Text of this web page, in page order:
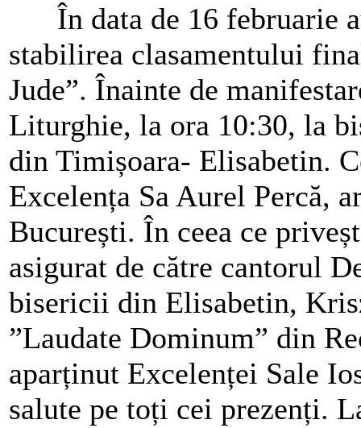
În data de 16 februarie
stabilirea clasamentului
Jude”. Înainte de
Liturghie, la ora 10:30, la
din Timișoara- Elisabetin.
Excelența Sa Aurel Percă,
București. În ceea ce
asigurat de către cantorul
bisericii din Elisabetin,
”Laudate Dominum” din
aparținut Excelenței Sale
salute pe toți cei prezenți.